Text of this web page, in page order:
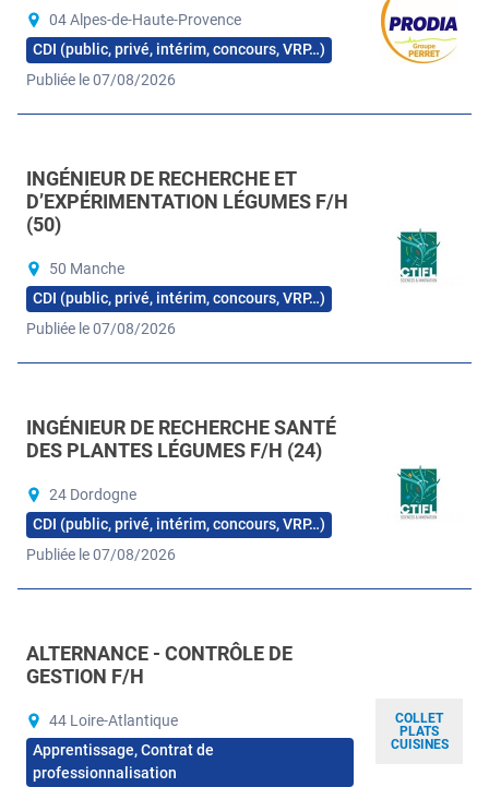
04 Alpes-de-Haute-Provence
CDI (public, privé, intérim, concours, VRP…)
Publiée le 07/08/2026
INGÉNIEUR DE RECHERCHE ET
D’EXPÉRIMENTATION LÉGUMES F/H
(50)
50 Manche
CDI (public, privé, intérim, concours, VRP…)
Publiée le 07/08/2026
INGÉNIEUR DE RECHERCHE SANTÉ
DES PLANTES LÉGUMES F/H (24)
24 Dordogne
CDI (public, privé, intérim, concours, VRP…)
Publiée le 07/08/2026
COLLET
PLATS
CUISINES
ALTERNANCE - CONTRÔLE DE
GESTION F/H
44 Loire-Atlantique
Apprentissage, Contrat de
professionnalisation